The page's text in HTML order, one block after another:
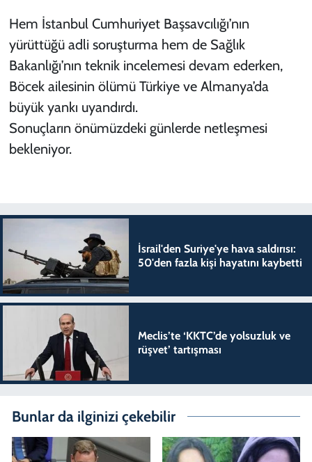
Hem İstanbul Cumhuriyet Başsavcılığı’nın
yürüttüğü adli soruşturma hem de Sağlık
Bakanlığı’nın teknik incelemesi devam ederken,
Böcek ailesinin ölümü Türkiye ve Almanya’da
büyük yankı uyandırdı.
Sonuçların önümüzdeki günlerde netleşmesi
bekleniyor.
İsrail'den Suriye'ye hava saldırısı:
50'den fazla kişi hayatını kaybetti
Meclis’te ‘KKTC’de yolsuzluk ve
rüşvet’ tartışması
Bunlar da ilginizi çekebilir